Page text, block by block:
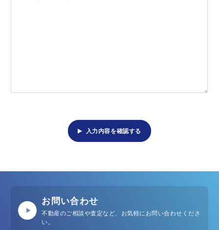
入力内容を確認する
お問い合わせ
不動産のご相談や査定など、お気軽にお問い合わせくださ
い。